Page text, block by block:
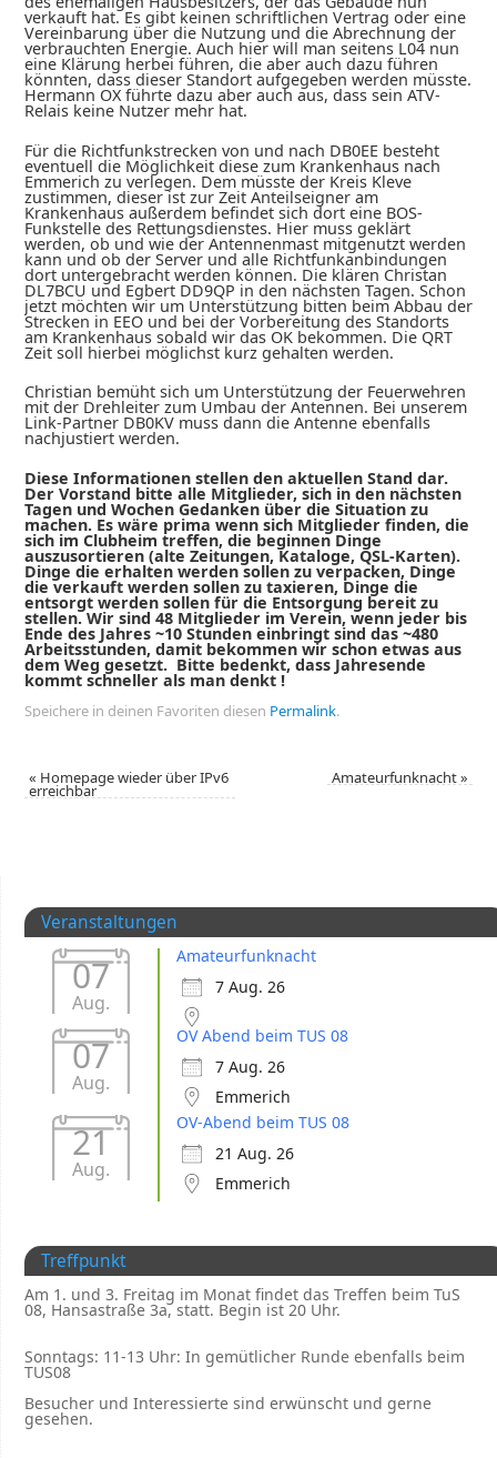
verkauft hat. Es gibt keinen schriftlichen Vertrag oder eine
Vereinbarung über die Nutzung und die Abrechnung der
verbrauchten Energie. Auch hier will man seitens L04 nun
eine Klärung herbei führen, die aber auch dazu führen
könnten, dass dieser Standort aufgegeben werden müsste.
Hermann OX führte dazu aber auch aus, dass sein ATV-
Relais keine Nutzer mehr hat.
Für die Richtfunkstrecken von und nach DB0EE besteht
eventuell die Möglichkeit diese zum Krankenhaus nach
Emmerich zu verlegen. Dem müsste der Kreis Kleve
zustimmen, dieser ist zur Zeit Anteilseigner am
Krankenhaus außerdem befindet sich dort eine BOS-
Funkstelle des Rettungsdienstes. Hier muss geklärt
werden, ob und wie der Antennenmast mitgenutzt werden
kann und ob der Server und alle Richtfunkanbindungen
dort untergebracht werden können. Die klären Christan
DL7BCU und Egbert DD9QP in den nächsten Tagen. Schon
jetzt möchten wir um Unterstützung bitten beim Abbau der
Strecken in EEO und bei der Vorbereitung des Standorts
am Krankenhaus sobald wir das OK bekommen. Die QRT
Zeit soll hierbei möglichst kurz gehalten werden.
Christian bemüht sich um Unterstützung der Feuerwehren
mit der Drehleiter zum Umbau der Antennen. Bei unserem
Link-Partner DB0KV muss dann die Antenne ebenfalls
nachjustiert werden.
Diese Informationen stellen den aktuellen Stand dar.
Der Vorstand bitte alle Mitglieder, sich in den nächsten
Tagen und Wochen Gedanken über die Situation zu
machen. Es wäre prima wenn sich Mitglieder finden, die
sich im Clubheim treffen, die beginnen Dinge
auszusortieren (alte Zeitungen, Kataloge, QSL-Karten).
Dinge die erhalten werden sollen zu verpacken, Dinge
die verkauft werden sollen zu taxieren, Dinge die
entsorgt werden sollen für die Entsorgung bereit zu
stellen. Wir sind 48 Mitglieder im Verein, wenn jeder bis
Ende des Jahres ~10 Stunden einbringt sind das ~480
Arbeitsstunden, damit bekommen wir schon etwas aus
dem Weg gesetzt. Bitte bedenkt, dass Jahresende
kommt schneller als man denkt !
Speichere in deinen Favoriten diesen Permalink.
« Homepage wieder über IPv6
erreichbar
Amateurfunknacht»
Veranstaltungen
07
Aug.
Amateurfunknacht
7 Aug. 26
07
Aug.
OV Abend beim TUS 08
7 Aug. 26
Emmerich
21
Aug.
OV-Abend beim TUS 08
21 Aug. 26
Emmerich
Treffpunkt
Am 1. und 3. Freitag im Monat findet das Treffen beim TuS
08, Hansastraße 3a, statt. Begin ist 20 Uhr.
Sonntags: 11-13 Uhr: In gemütlicher Runde ebenfalls beim
TUS08
Besucher und Interessierte sind erwünscht und gerne
gesehen.